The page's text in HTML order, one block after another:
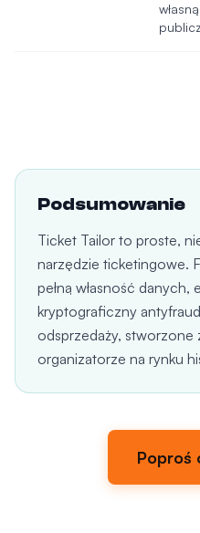
własną
Podsumowanie
Ticket Tailor to proste,
narzędzie ticketingowe.
pełną własność danych,
kryptograficzny
odsprzedaży, stworzone
organizatorze na rynku
Poproś